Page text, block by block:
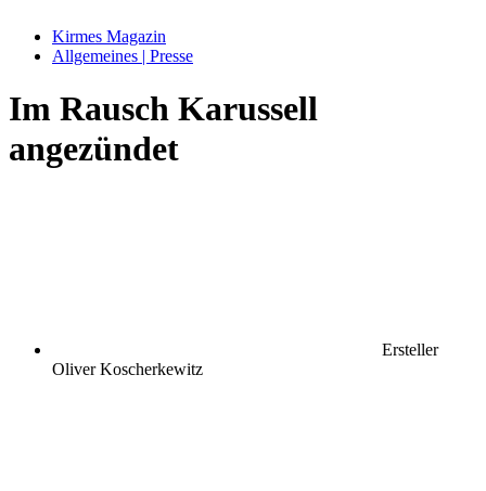
Kirmes Magazin
Allgemeines | Presse
Im Rausch Karussell
angezündet
Ersteller
Oliver Koscherkewitz